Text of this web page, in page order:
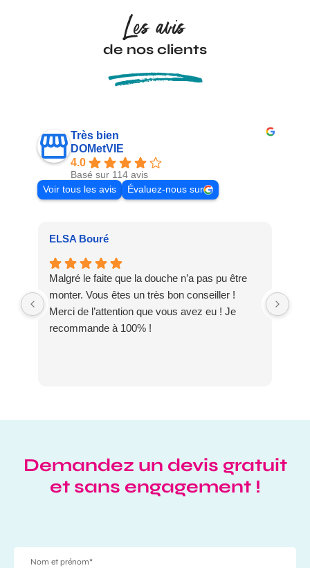
Les avis
de nos clients
Très bien
DOMetVIE
4.0
Basé sur 114 avis
Voir tous les avis
Évaluez-nous sur
ELSA Bouré
Malgré le faite que la douche n’a pas pu être
monter. Vous êtes un très bon conseiller !
Merci de l’attention que vous avez eu ! Je
recommande à 100% !
Demandez un devis gratuit
et sans engagement !